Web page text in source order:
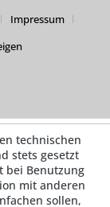
Impressum
technischen
stets gesetzt
bei Benutzung
mit anderen
sollen,